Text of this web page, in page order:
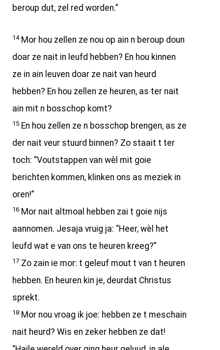
beroup dut, zel red worden.”
14Mor hou zellen ze nou op ain n beroup doun
doar ze nait in leufd hebben? En hou kinnen
ze in ain leuven doar ze nait van heurd
hebben? En hou zellen ze heuren, as ter nait
ain mit n bosschop komt?
15 En hou zellen ze n bosschop brengen, as ze
der nait veur stuurd binnen? Zo staait t ter
toch: “Voutstappen van wèl mit goie
berichten kommen, klinken ons as meziek in
oren!”
16 Mor nait altmoal hebben zai t goie nijs
aannomen. Jesaja vruig ja: “Heer, wèl het
leufd wat e van ons te heuren kreeg?”
17 Zo zain ie mor: t geleuf mout t van t heuren
hebben. En heuren kin je, deurdat Christus
sprekt.
18 Mor nou vroag ik joe: hebben ze t meschain
nait heurd? Wis en zeker hebben ze dat!